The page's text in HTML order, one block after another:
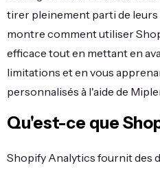
tirer pleinement parti de leurs
montre comment utiliser
efficace tout en mettant en
limitations et en vous
personnalisés à l'aide de
Qu'est-ce que
Shopify Analytics fournit des